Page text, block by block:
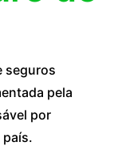
seguros
pela
por